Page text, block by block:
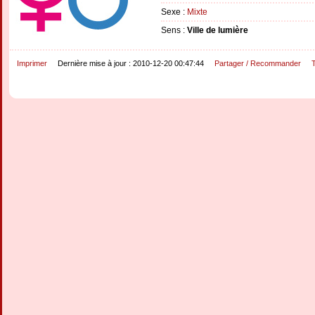
Sexe : Mixte
Sens : Ville de lumière
Imprimer Dernière mise à jour : 2010-12-20 00:47:44 Partager / Recommander